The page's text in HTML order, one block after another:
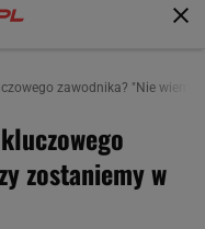
zawodnika? "Nie wiemy,
zostaniemy w